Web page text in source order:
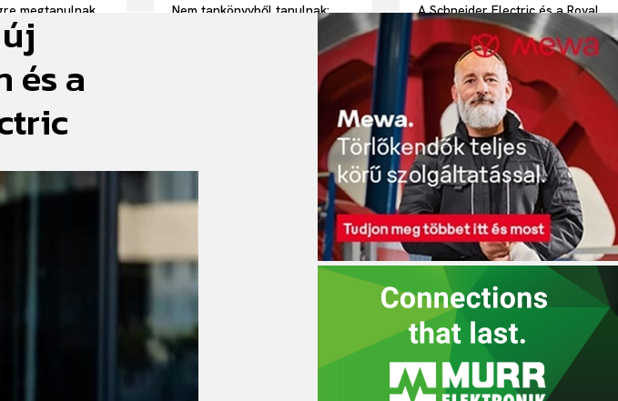
megtanulnak
nézni.” –
indult
2026
Nem tankönyvből tanulnak:
robotokkal és MI-vel készülnek
A Schneider Electric és a Royal
Avebe megmutatta, hogyan
gyorsítható az ipar
elektrifikációja hálózatbővítés
nélkül
és a